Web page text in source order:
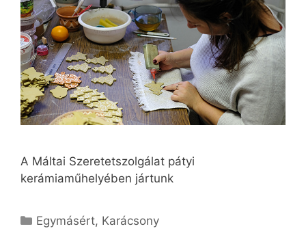
A Máltai Szeretetszolgálat pátyi
kerámiaműhelyében jártunk
Kategória
Egymásért, Karácsony